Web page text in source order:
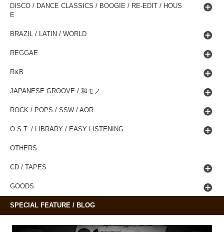
DISCO / DANCE CLASSICS / BOOGIE / RE-EDIT / HOUS
E
BRAZIL / LATIN / WORLD
REGGAE
R&B
JAPANESE GROOVE / 和モノ
ROCK / POPS / SSW / AOR
O.S.T. / LIBRARY / EASY LISTENING
OTHERS
CD / TAPES
GOODS
SPECIAL FEATURE / BLOG